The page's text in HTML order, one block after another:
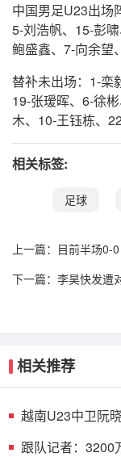
中国男足U23出场
5-刘浩帆、15-彭
鲍盛鑫、7-向余望
替补未出场：1-栾
19-张瑷晖、6-徐
木、10-王钰栋、
相关标签:
足球
上一篇： 目前半场0-
下一篇： 李昊快发遭
相关推荐
越南U23中卫阮
跟队记者：3200